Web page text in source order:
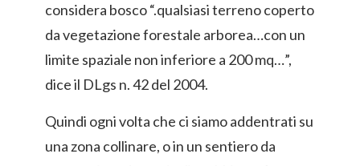
considera bosco “.qualsiasi terreno coperto
da vegetazione forestale arborea…con un
limite spaziale non inferiore a 200 mq…”,
dice il DLgs n. 42 del 2004.
Quindi ogni volta che ci siamo addentrati su
una zona collinare, o in un sentiero da